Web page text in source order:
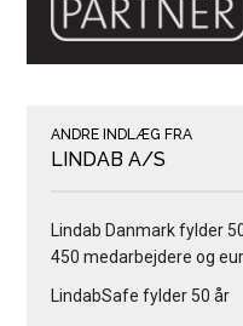
ANDRE INDLÆG FRA
LINDAB A/S
Lindab Danmark fylder
450 medarbejdere og
LindabSafe fylder 50 år